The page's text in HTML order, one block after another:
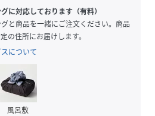
＝＝＝＝＝＝＝＝＝＝＝＝＝＝＝
＝＝＝＝＝＝＝＝＝＝＝＝＝＝＝
に対応しております（有料）
と商品を一緒にご注文ください。商品
の住所にお届けします。
について
風呂敷